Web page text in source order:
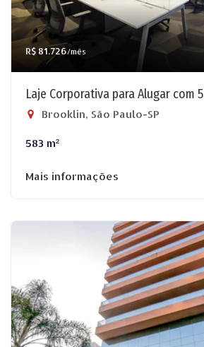
R$ 81.726/mês
Laje Corporativa para Alugar com
Brooklin, São Paulo-SP
583 m²
Mais informações